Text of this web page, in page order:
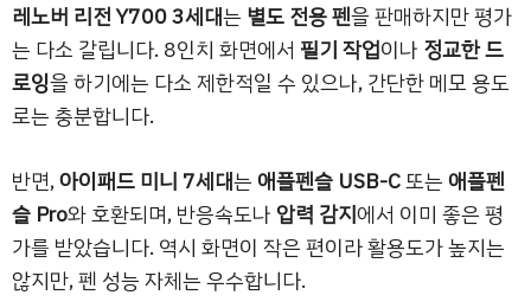
레노버 리전 Y700 3세대는 별도 전용 펜을 판매하지만 평가
는 다소 갈립니다. 8인치 화면에서 필기 작업이나 정교한 드
로잉을 하기에는 다소 제한적일 수 있으나, 간단한 메모 용도
로는 충분합니다.
반면,아이패드 미니 7세대는애플펜슬 USB-C또는애플펜
슬 Pro와 호환되며, 반응속도나압력 감지에서 이미 좋은 평
가를 받았습니다. 역시 화면이 작은 편이라 활용도가 높지는
않지만, 펜 성능 자체는 우수합니다.